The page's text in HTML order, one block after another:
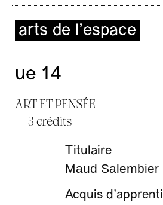
arts de l’espace
ue 14
ART ET PENSÉE
3 crédits
Titulaire
Maud Salembier
Acquis